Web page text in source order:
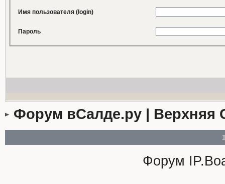
Имя пользователя (login)
Пароль
Форум вСалде.ру | Верхняя
Форум